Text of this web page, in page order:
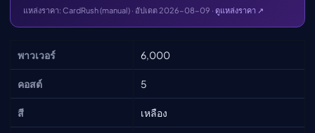
แหล่งราคา: CardRush (manual) · อัปเดต 2026-08-09 · ดูแหล่งราคา ↗
พาวเวอร์ 6,000
คอสต์ 5
สี เหลือง